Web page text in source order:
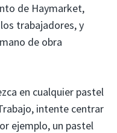
de Haymarket,
trabajadores, y
de obra
en cualquier pastel
intente centrar
ejemplo, un pastel